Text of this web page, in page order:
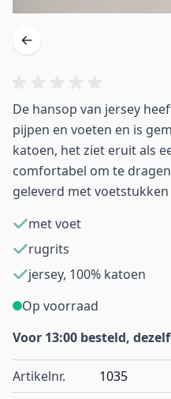
De hansop van jersey
pijpen en voeten en is
katoen, het ziet eruit als
comfortabel om te
geleverd met
met voet
rugrits
jersey, 100% katoen
Op voorraad
Voor 13:00 besteld,
Artikelnr. 1035